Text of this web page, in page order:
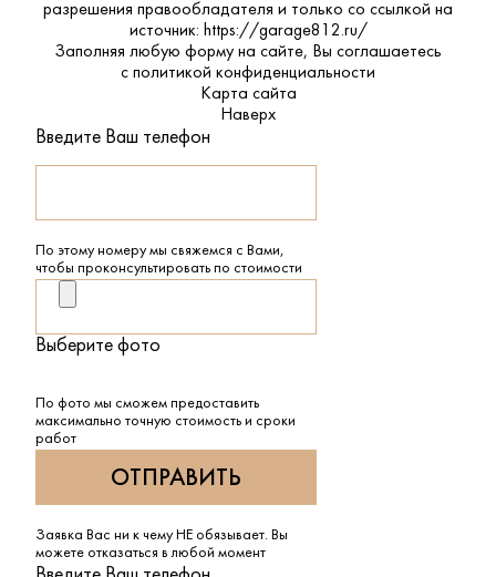
разрешения правообладателя и только со ссылкой на
источник: https://garage812.ru/
Заполняя любую форму на сайте, Вы соглашаетесь
с политикой конфиденциальности
Карта сайта
Наверх
Введите Ваш телефон
По этому номеру мы свяжемся с Вами,
чтобы проконсультировать по стоимости
Выберите фото
По фото мы сможем предоставить
максимально точную стоимость и сроки
работ
Заявка Вас ни к чему НЕ обязывает. Вы
можете отказаться в любой момент